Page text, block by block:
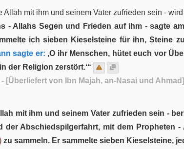
Allah mit ihm und seinem Vater zufrieden sein -
- Allahs Segen und Frieden auf ihm - sagte
ich sieben Kieselsteine für ihn, Steine
sagte er: ‚O ihr Menschen, hütet euch vor
der Religion zerstört.‘“
- [Überliefert von Ibn Majah, an-Nasai und Ahmad]
mit ihm und seinem Vater zufrieden sein -
der Abschiedspilgerfahrt, mit dem Propheten
zu sammeln. Er sammelte sieben Kieselsteine,